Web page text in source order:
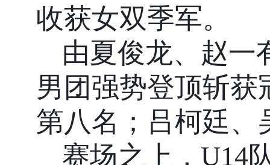
收获女双季军。
由夏俊龙、赵一
男团强势登顶斩
第八名；吕柯廷、
赛场之上， U14